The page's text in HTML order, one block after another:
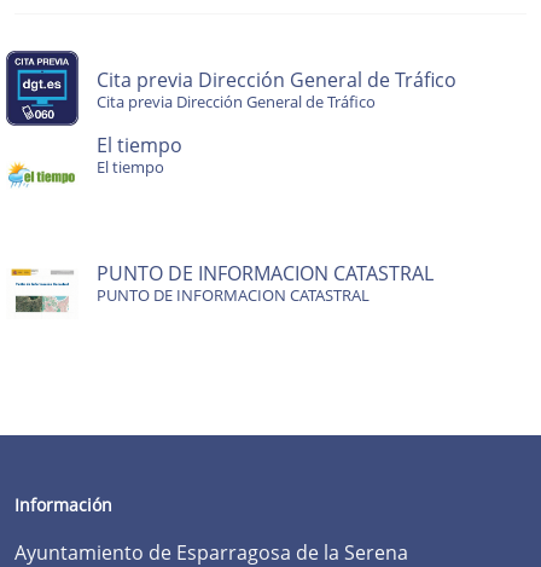
Cita previa Dirección General de Tráfico
Cita previa Dirección General de Tráfico
El tiempo
El tiempo
PUNTO DE INFORMACION CATASTRAL
PUNTO DE INFORMACION CATASTRAL
Información
Ayuntamiento de Esparragosa de la Serena